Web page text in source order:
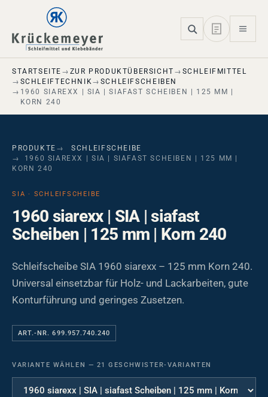
Skip to main navigation
Skip to main content
Skip to page footer
STARTSEITE ZUR PRODUKTÜBERSICHT
SCHLEIFMITTEL
SCHLEIFTECHNIK
SCHLEIFSCHEIBEN
1960 SIAREXX | SIA | SIAFAST SCHEIBEN | 125 MM |
KORN 240
PRODUKTE
SCHLEIFSCHEIBE
1960 SIAREXX | SIA | SIAFAST SCHEIBEN | 125 MM |
KORN 240
SIA · SCHLEIFSCHEIBE
1960 siarexx | SIA | siafast
Scheiben | 125 mm | Korn 240
Schleifscheibe SIA 1960 siarexx – 125 mm Korn 240.
Universal einsetzbar für Holz- und Lackarbeiten, gute
Konturführung und geringes Zusetzen.
ART.-NR. 699.957.740.240
VARIANTE WÄHLEN — 21 GESCHWISTER-VARIANTEN